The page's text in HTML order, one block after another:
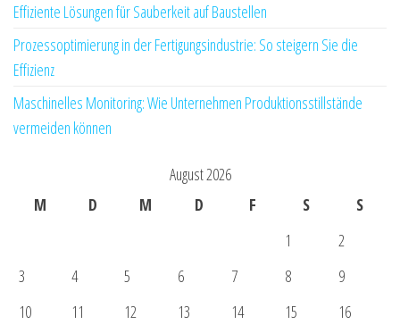
Effiziente Lösungen für Sauberkeit auf Baustellen
Prozessoptimierung in der Fertigungsindustrie: So steigern Sie die
Effizienz
Maschinelles Monitoring: Wie Unternehmen Produktionsstillstände
vermeiden können
August 2026
M
D M D F S
S
1
2
3
4 5 6 7 8
9
10
11 12 13 14 15
16